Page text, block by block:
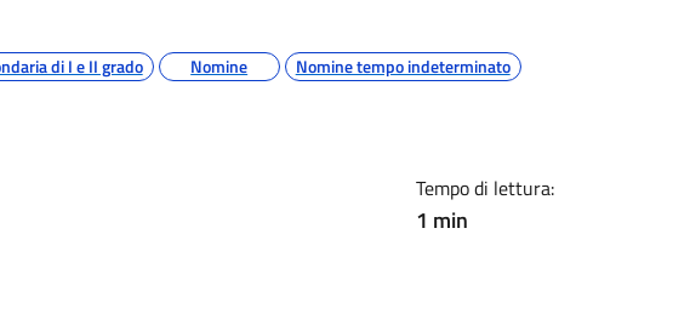
di I e II grado Nomine Nomine tempo indeterminato
Tempo di lettura:
1 min